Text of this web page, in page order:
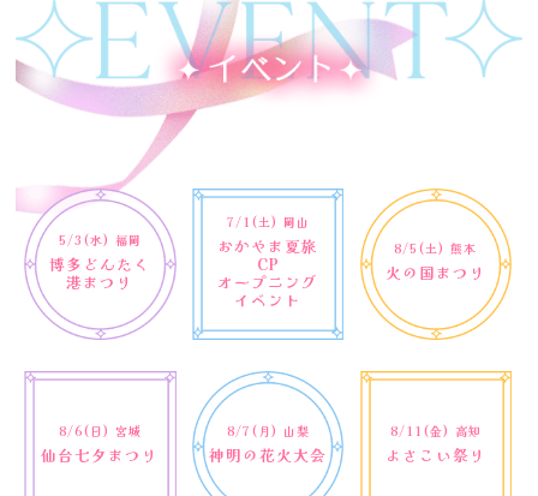
5/3(水) 福岡
博多どんたく
港まつり
7/1(土) 岡山
おかやま夏旅
CP
オープニング
イベント
8/5(土) 熊本
火の国まつり
8/6(日) 宮城
仙台七夕まつり
8/7(月) 山梨
神明の花火大会
8/11(金) 高知
よさこい祭り